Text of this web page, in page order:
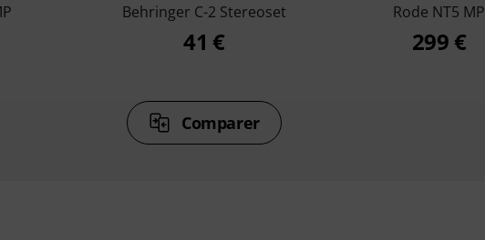
Behringer C-2 Stereoset
41 €
Rode NT5 MP
299 €
Comparer